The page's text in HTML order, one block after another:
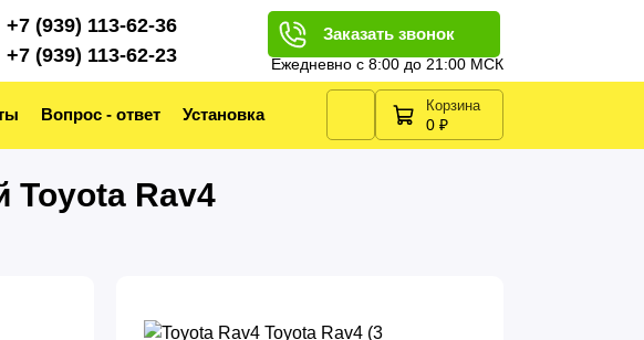
+7 (939) 113-62-36
+7 (939) 113-62-23
Заказать звонок
Ежедневно с 8:00 до 21:00 МСК
Вопрос - ответ Установка Корзина
0 ₽
Toyota Rav4